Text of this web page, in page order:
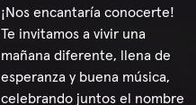
¡Nos encantaría conocerte!
Te invitamos a vivir una
mañana diferente, llena de
esperanza y buena música,
celebrando juntos el nombre